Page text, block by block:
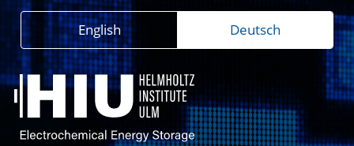
English Deutsch